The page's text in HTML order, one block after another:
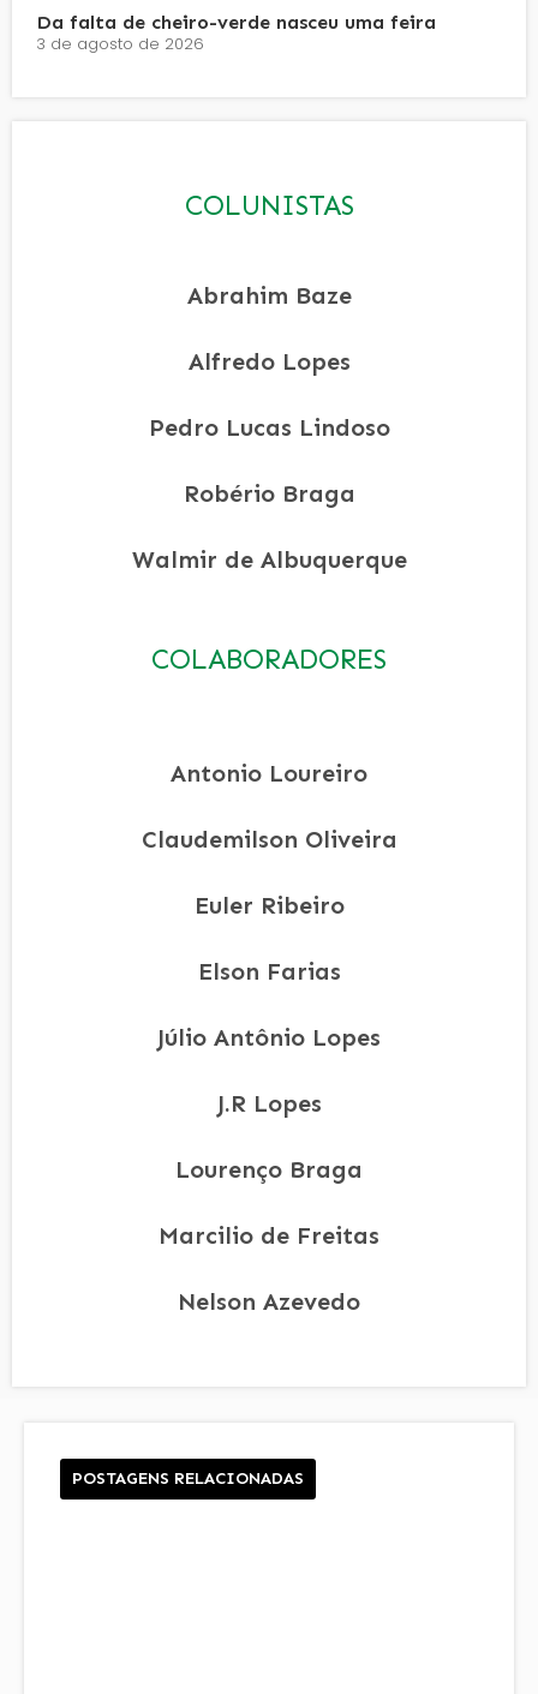
Da falta de cheiro-verde nasceu uma feira
3 de agosto de 2026
COLUNISTAS
Abrahim Baze
Alfredo Lopes
Pedro Lucas Lindoso
Robério Braga
Walmir de Albuquerque
COLABORADORES
Antonio Loureiro
Claudemilson Oliveira
Euler Ribeiro
Elson Farias
Júlio Antônio Lopes
J.R Lopes
Lourenço Braga
Marcilio de Freitas
Nelson Azevedo
POSTAGENS RELACIONADAS